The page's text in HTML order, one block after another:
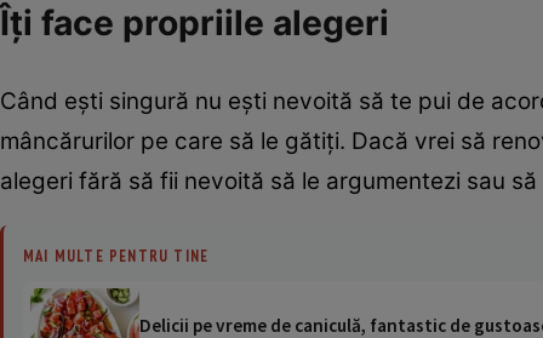
Îţi face propriile alegeri
Când eşti singură nu eşti nevoită să te pui de
mâncărurilor pe care să le gătiţi. Dacă vrei să
alegeri fără să fii nevoită să le argumentezi sau
MAI MULTE PENTRU TINE
Delicii pe vreme de caniculă, fantastic de